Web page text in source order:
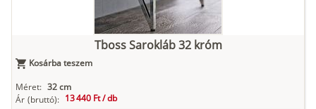
Tboss Sarokláb 32 króm
Kosárba teszem
Méret: 32 cm
Ár (bruttó): 13 440 Ft /db